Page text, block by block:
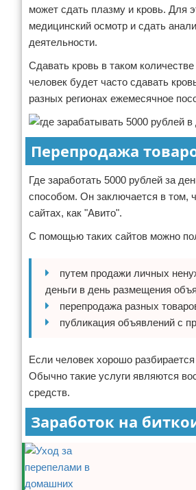
может сдать плазму и кровь. Для
медицинский осмотр и сдать
деятельности.
Сдавать кровь в таком
человек будет часто сдавать
разных регионах ежемесячное
Перепродажа
Где заработать 5000 рублей за
способом. Он заключается в том,
сайтах, как "Авито".
С помощью таких сайтов можно
путем продажи личных
деньги в день размещения
перепродажа разных
публикация объявлений с
Если человек хорошо
Обычно такие услуги являются
средств.
Заработок на